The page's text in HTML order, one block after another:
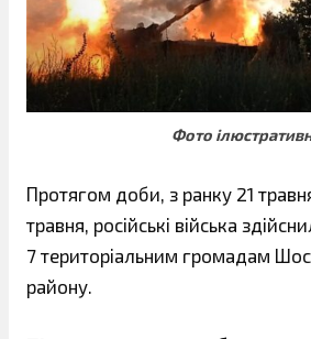
Фото
Протягом доби, з ранку 21
травня, російські війська
7 територіальним громадам
району.